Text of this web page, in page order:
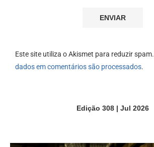
Este site utiliza o Akismet para reduzir spam.
dados em comentários são processados.
Edição 308 | Jul 2026